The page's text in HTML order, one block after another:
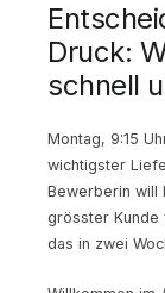
Druck:
schnell
Montag, 9:15
wichtigster
Bewerberin will
grösster Kunde
das in zwei